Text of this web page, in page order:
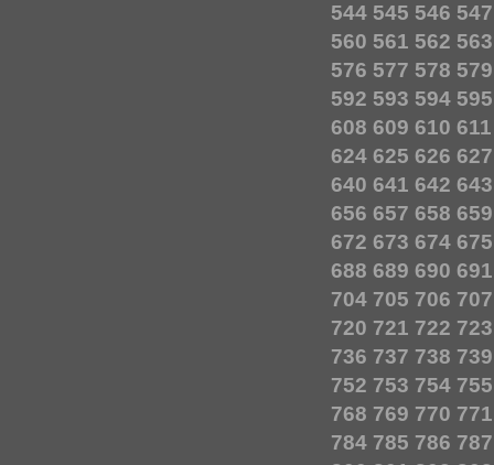
544 545 546 547
560 561 562 563
576 577 578 579
592 593 594 595
608 609 610 611
624 625 626 627
640 641 642 643
656 657 658 659
672 673 674 675
688 689 690 691
704 705 706 707
720 721 722 723
736 737 738 739
752 753 754 755
768 769 770 771
784 785 786 787